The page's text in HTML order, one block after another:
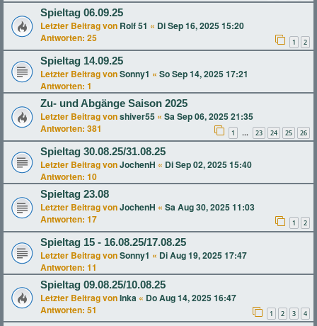
Spieltag 06.09.25
Letzter Beitrag von Rolf 51 « Di Sep 16, 2025 15:20
Antworten: 25 1 2
Spieltag 14.09.25
Letzter Beitrag vonSonny1 « So Sep 14, 2025 17:21
Antworten: 1
Zu- und Abgänge Saison 2025
Letzter Beitrag vonshiver55 « Sa Sep 06, 2025 21:35
Antworten: 381 1 … 23 24 25 26
Spieltag 30.08.25/31.08.25
Letzter Beitrag vonJochenH « Di Sep 02, 2025 15:40
Antworten: 10
Spieltag 23.08
Letzter Beitrag vonJochenH « Sa Aug 30, 2025 11:03
Antworten: 17 1 2
Spieltag 15 - 16.08.25/17.08.25
Letzter Beitrag vonSonny1 « Di Aug 19, 2025 17:47
Antworten: 11
Spieltag 09.08.25/10.08.25
Letzter Beitrag vonInka « Do Aug 14, 2025 16:47
Antworten: 51 1 2 3 4